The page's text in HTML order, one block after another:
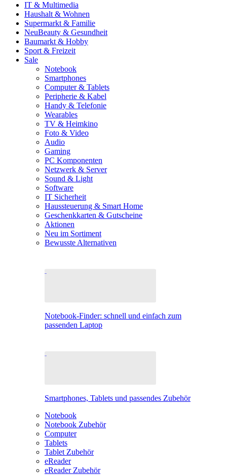
IT & Multimedia
Haushalt & Wohnen
Supermarkt & Familie
NeuBeauty & Gesundheit
Baumarkt & Hobby
Sport & Freizeit
Sale
Notebook
Smartphones
Computer & Tablets
Peripherie & Kabel
Handy & Telefonie
Wearables
TV & Heimkino
Foto & Video
Audio
Gaming
PC Komponenten
Netzwerk & Server
Sound & Light
Software
IT Sicherheit
Haussteuerung & Smart Home
Geschenkkarten & Gutscheine
Aktionen
Neu im Sortiment
Bewusste Alternativen
Notebook-Finder: schnell und einfach zum
passenden Laptop
Smartphones, Tablets und passendes Zubehör
Notebook
Notebook Zubehör
Computer
Tablets
Tablet Zubehör
eReader
eReader Zubehör